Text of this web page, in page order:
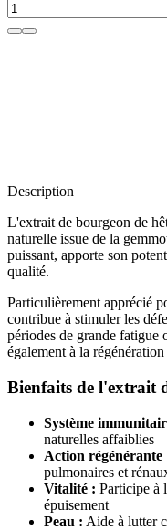
Description
L'extrait de bourgeon de
naturelle issue de la
puissant, apporte son
qualité.
Particulièrement apprécié
contribue à stimuler les
périodes de grande
également à la régénération
Bienfaits de l'extrait
Système
naturelles affaiblies
Action régénérante
pulmonaires et
Vitalité : Participe à
épuisement
Peau : Aide à lutter